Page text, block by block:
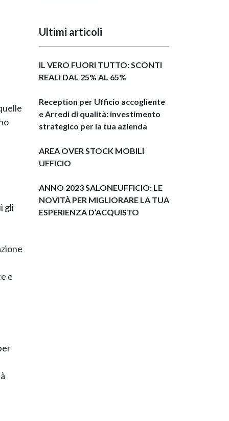
gli
e
Ultimi articoli
IL VERO FUORI TUTTO: SCONTI
REALI DAL 25% AL 65%
Reception per Ufficio accogliente
e Arredi di qualità: investimento
strategico per la tua azienda
AREA OVER STOCK MOBILI
UFFICIO
ANNO 2023 SALONEUFFICIO: LE
NOVITÀ PER MIGLIORARE LA TUA
ESPERIENZA D’ACQUISTO